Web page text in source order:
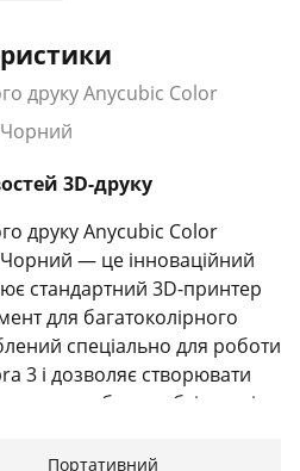
друку Anycubic Color
3D-друку
друку Anycubic Color
— це інноваційний
стандартний 3D-принтер
для багатоколірного
спеціально для роботи
3 і дозволяє створювати
кольорах без необхідності
Портативний